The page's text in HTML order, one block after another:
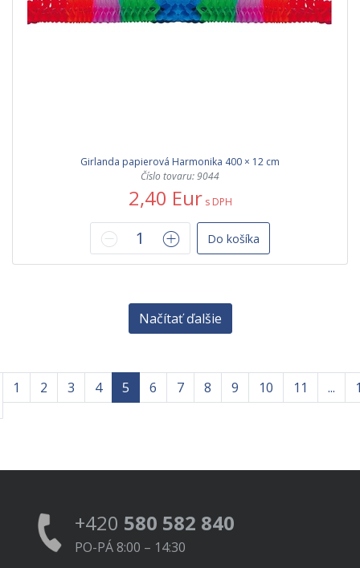
Girlanda papierová Harmonika 400 × 12 cm
Číslo tovaru: 9044
2,40 Eur s DPH
Do košíka
Načítať ďalšie
1 2 3 4 5 6 7 8 9 10 11 ...
+420 580 582 840
PO-PÁ 8:00 – 14:30